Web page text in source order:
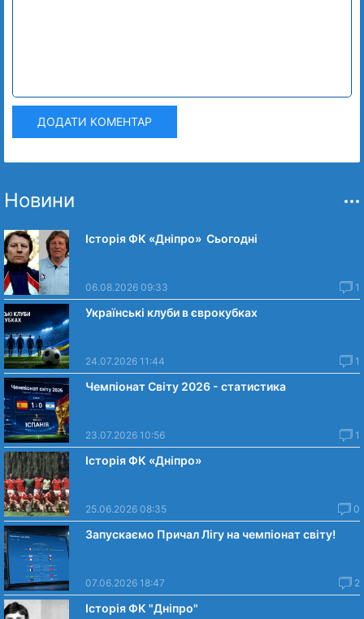
ДОДАТИ КОМЕНТАР
Новини
Історія ФК «Дніпро» Сьогодні
06.08.2026 09:33 1
Українські клуби в єврокубках
24.07.2026 11:44 1
Чемпіонат Світу 2026 - статистика
23.07.2026 10:56 1
Історія ФК «Дніпро»
25.06.2026 08:35 0
Запускаємо Причал Лігу на чемпіонат світу!
07.06.2026 18:47 2
Історія ФК "Дніпро"